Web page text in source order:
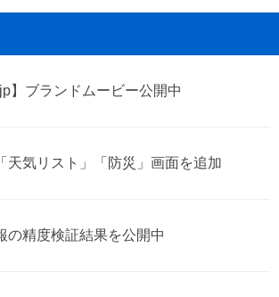
南風原町
渡名喜村
】ブランドムービー公開中
天気リスト」「防災」画面を追加
の精度検証結果を公開中